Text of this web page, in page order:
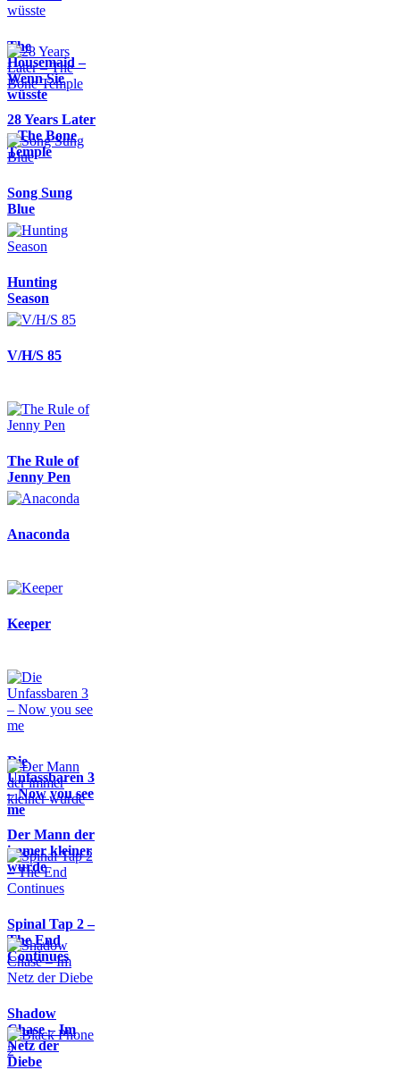
The
Housemaid –
Wenn Sie
wüsste
28 Years Later
– The Bone
Temple
Song Sung
Blue
Hunting
Season
V/H/S 85
The Rule of
Jenny Pen
Anaconda
Keeper
Die
Unfassbaren 3
– Now you see
me
Der Mann der
immer kleiner
wurde
Spinal Tap 2 –
The End
Continues
Shadow
Chase – Im
Netz der
Diebe